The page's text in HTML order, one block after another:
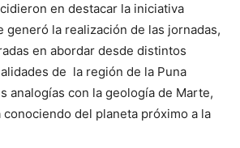
en destacar la iniciativa
generó la realización de las jornadas,
en abordar desde distintos
de la región de la Puna
analogías con la geología de Marte,
conociendo del planeta próximo a la